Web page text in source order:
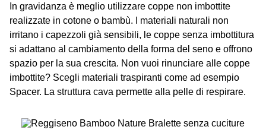
In gravidanza è meglio utilizzare coppe non imbottite
realizzate in cotone o bambù. I materiali naturali non
irritano i capezzoli già sensibili, le coppe senza imbottitura
si adattano al cambiamento della forma del seno e offrono
spazio per la sua crescita. Non vuoi rinunciare alle coppe
imbottite? Scegli materiali traspiranti come ad esempio
Spacer. La struttura cava permette alla pelle di respirare.